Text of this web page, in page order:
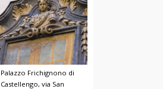
Palazzo Frichignono di
Castellengo, via San